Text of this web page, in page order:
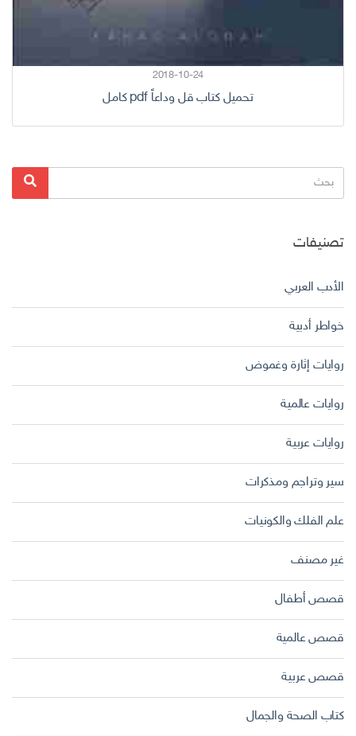
2018-10-24
تحميل كتاب قل وداعاً pdf كامل
البحث
عن:
بحث
تصنيفات
الأدب العربي
خواطر أدبية
روايات إثارة وغموض
روايات عالمية
روايات عربية
سير وتراجم ومذكرات
علم الفلك والكونيات
غير مصنف
قصص أطفال
قصص عالمية
قصص عربية
كتاب الصحة والجمال